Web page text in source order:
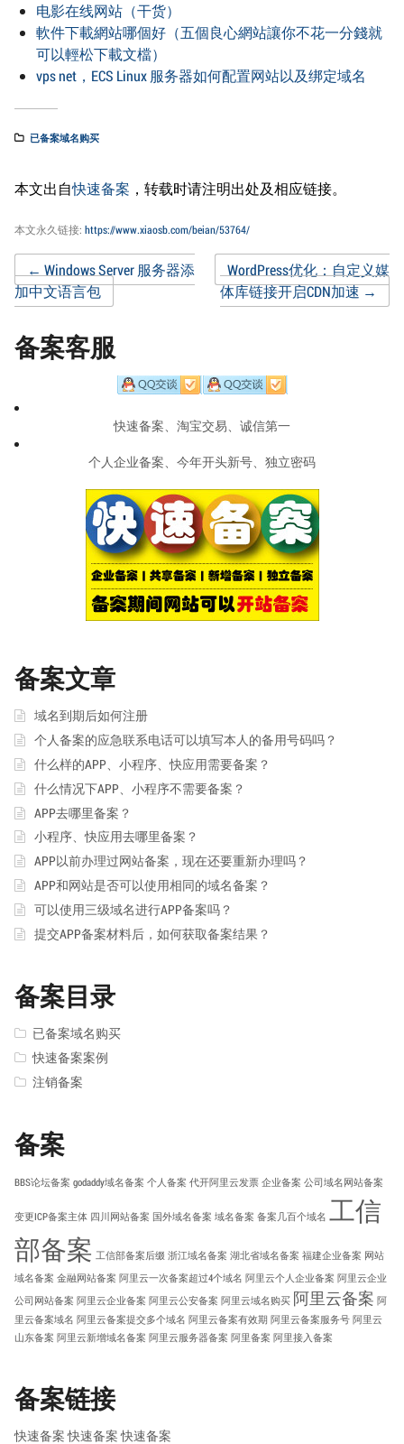
电影在线网站（干货）
軟件下載網站哪個好（五個良心網站讓你不花一分錢就
可以輕松下載文檔）
vps net，ECS Linux 服务器如何配置网站以及绑定域名
已备案域名购买
本文出自快速备案 ，转载时请注明出处及相应链接。
本文永久链接: https://www.xiaosb.com/beian/53764/
Post
navigation
← Windows Server 服务器添
加中文语言包
WordPress优化：自定义媒
体库链接开启CDN加速→
备案客服
快速备案、淘宝交易、诚信第一
个人企业备案、今年开头新号、独立密码
备案文章
域名到期后如何注册
个人备案的应急联系电话可以填写本人的备用号码吗？
什么样的APP、小程序、快应用需要备案？
什么情况下APP、小程序不需要备案？
APP去哪里备案？
小程序、快应用去哪里备案？
APP以前办理过网站备案，现在还要重新办理吗？
APP和网站是否可以使用相同的域名备案？
可以使用三级域名进行APP备案吗？
提交APP备案材料后，如何获取备案结果？
备案目录
已备案域名购买
快速备案案例
注销备案
备案
BBS论坛备案 godaddy域名备案 个人备案 代开阿里云发票 企业备案 公司域名网站备案
变更ICP备案主体 四川网站备案 国外域名备案 域名备案 备案几百个域名 工信
部备案 工信部备案后缀 浙江域名备案 湖北省域名备案 福建企业备案 网站
域名备案 金融网站备案 阿里云一次备案超过4个域名 阿里云个人企业备案 阿里云企业
公司网站备案 阿里云企业备案 阿里云公安备案 阿里云域名购买 阿里云备案 阿
里云备案域名 阿里云备案提交多个域名 阿里云备案有效期 阿里云备案服务号 阿里云
山东备案 阿里云新增域名备案 阿里云服务器备案 阿里备案 阿里接入备案
备案链接
快速备案 快速备案 快速备案